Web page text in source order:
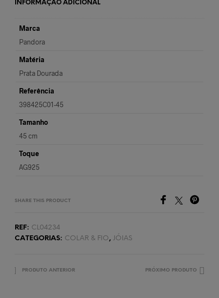
INFORMAÇÃO ADICIONAL
Marca
Pandora
Matéria
Prata Dourada
Referência
398425C01-45
Tamanho
45 cm
Toque
AG925
SHARE THIS PRODUCT
REF: CL04234
CATEGORIAS: COLAR & FIO, JÓIAS
PRODUTO ANTERIOR PRÓXIMO PRODUTO